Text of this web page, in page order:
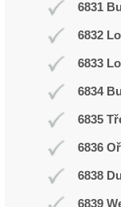
6831
6832
6833
6834
6835
6836
6838
6839